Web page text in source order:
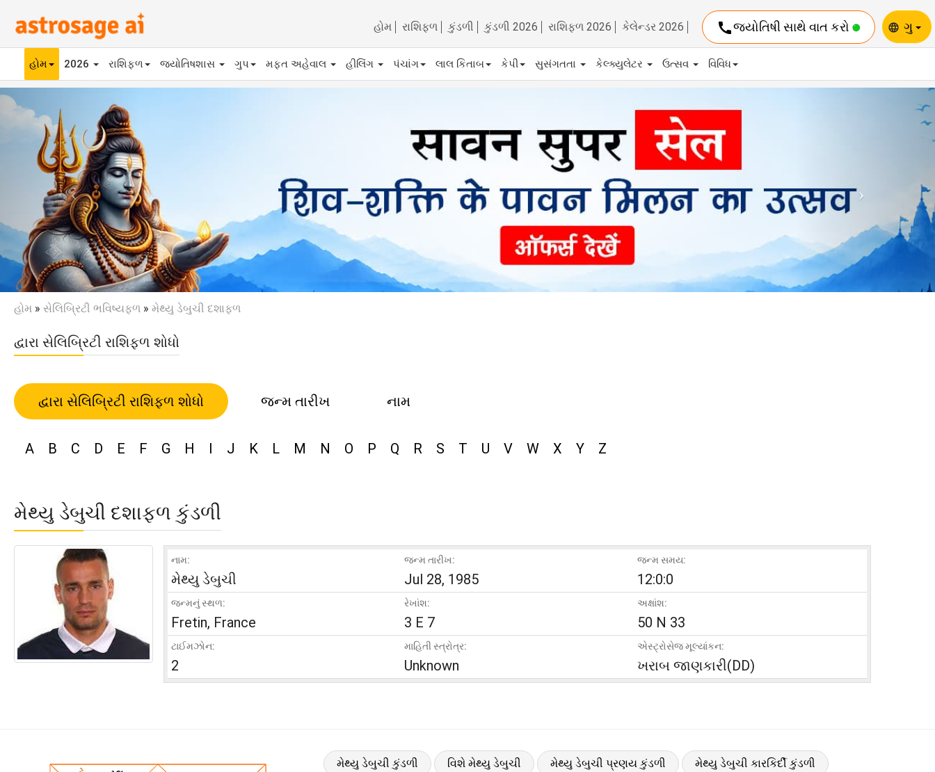
હોમ રાશિફળ કુંડળી કુંડળી 2026 રાશિફળ 2026 કેલેન્ડર 2026 callજ્યોતિષી સાથે વાત કરો language ગુ
હોમ 2026 રાશિફળ જ્યોતિષશાસ ગુપ મફ્ત અહેવાલ હીલિંગ પંચાંગ લાલ કિતાબ કેપી સુસંગતતા કેલ્ક્યુલેટર ઉત્સવ વિવિધ
Previous
હોમ » સેલિબ્રિટી ભવિષ્યફળ » મેથ્યુ ડેબુચી દશાફળ
દ્વારા સેલિબ્રિટી રાશિફળ શોધો
દ્વારા સેલિબ્રિટી રાશિફળ શોધો જન્મ તારીખ નામ
A B C D E F G H I J K L M N O P Q R S T U V W X Y Z
મેથ્યુ ડેબુચી દશાફળ કુંડળી
નામ:
મેથ્યુ ડેબુચી
જન્મ તારીખ:
Jul 28, 1985
જન્મ સમય:
12:0:0
જન્મનું સ્થળ:
Fretin, France
રેખાંશ:
3 E 7
અક્ષાંશ:
50 N 33
ટાઈમઝોન:
2
માહિતી સ્ત્રોત્ર:
Unknown
એસ્ટ્રોસેજ મૂલ્યાંકન:
ખરાબ જાણકારી(DD)
મેથ્યુ ડેબુચી કુંડળી વિશે મેથ્યુ ડેબુચી મેથ્યુ ડેબુચી પ્રણય કુંડળી મેથ્યુ ડેબુચી કારકિર્દી કુંડળી